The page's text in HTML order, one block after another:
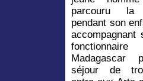
parcouru la
pendant son
accompagnant
fonctionnaire
Madagascar
séjour de